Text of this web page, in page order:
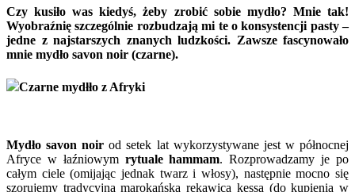
Czy kusiło was kiedyś, żeby zrobić sobie mydło? Mnie tak!
Wyobraźnię szczególnie rozbudzają mi te o konsystencji pasty –
jedne z najstarszych znanych ludzkości. Zawsze fascynowało
mnie mydło savon noir (czarne).
Czarne mydłło z Afryki
Mydło savon noir od setek lat wykorzystywane jest w północnej
Afryce w łaźniowym rytuale hammam. Rozprowadzamy je po
całym ciele (omijając jednak twarz i włosy), następnie mocno się
szorujemy tradycyjną marokańską rękawicą kessa (do kupienia w